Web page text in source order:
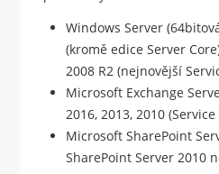
Windows Server
(kromě edice Server
2008 R2 (nejnovější
Microsoft Exchange
2016, 2013, 2010 (Service
Microsoft SharePoint
SharePoint Server 2010